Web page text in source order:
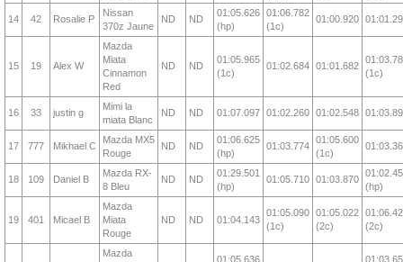
14 42 Rosalie P
Nissan
370z Jaune
ND ND
01:05.626
(hp)
01:06.782
(1c)
01:00.920
15 19 Alex W
Mazda
Miata
Cinnamon
Red
ND ND
01:05.965
(1c)
01:02.684 01:01.682
(1c)
16 33 justin g
Mimi la
miata Blanc
ND ND 01:07.097 01:02.260 01:02.548
17 777 Mikhael C
Mazda MX5
Rouge
ND ND
01:06.625
(hp)
01:03.774
01:05.600
(1c)
18 109 Daniel B
Mazda RX-
8 Bleu
ND ND
01:29.501
(hp)
01:05.710 01:03.870
(hp)
19 401 Micael B
Mazda
Miata
Rouge
ND ND 01:04.143
01:05.090
(1c)
01:05.022
(2c)
(2c)
Mazda
01:05.636